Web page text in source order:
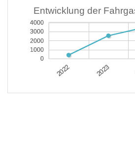
Entwicklung der
0
1000
2000
3000
4000
0
1000
2000
3000
4000